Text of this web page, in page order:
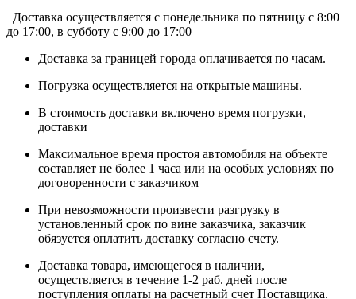
Доставка осуществляется c понедельника по пятницу с 8:00
до 17:00, в субботу с 9:00 до 17:00
Доставка за границей города оплачивается по часам.
Погрузка осуществляется на открытые машины.
В стоимость доставки включено время погрузки,
доставки
Максимальное время простоя автомобиля на объекте
составляет не более 1 часа или на особых условиях по
договоренности с заказчиком
При невозможности произвести разгрузку в
установленный срок по вине заказчика, заказчик
обязуется оплатить доставку согласно счету.
Доставка товара, имеющегося в наличии,
осуществляется в течение 1-2 раб. дней после
поступления оплаты на расчетный счет Поставщика.